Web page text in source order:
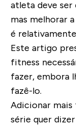
atleta deve ser
mas melhorar
é
Este artigo
fitness
fazer, embora
fazê-lo.
Adicionar mais
série quer